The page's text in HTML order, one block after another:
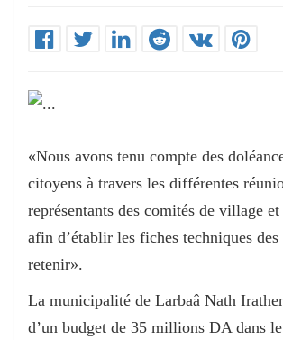
«Nous avons tenu compte des
citoyens à travers les différentes
représentants des comités de village
afin d’établir les fiches techniques des
retenir».
La municipalité de Larbaâ Nath
d’un budget de 35 millions DA dans